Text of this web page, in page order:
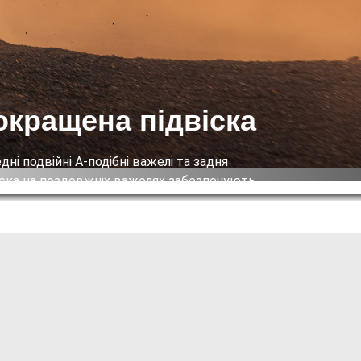
підвіска
подвійні А-подібні важелі та задня
на поздовжніх важелях забезпечують
і плавність їзди, відтепер із
потужним і